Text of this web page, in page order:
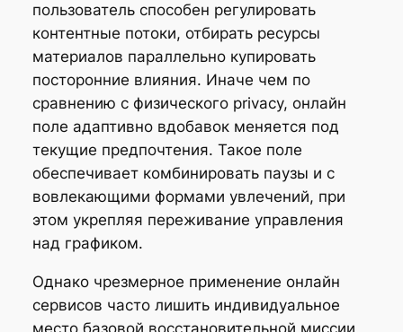
пользователь способен регулировать
контентные потоки, отбирать ресурсы
материалов параллельно купировать
посторонние влияния. Иначе чем по
сравнению с физического privacy, онлайн
поле адаптивно вдобавок меняется под
текущие предпочтения. Такое поле
обеспечивает комбинировать паузы и с
вовлекающими формами увлечений, при
этом укрепляя переживание управления
над графиком.
Однако чрезмерное применение онлайн
сервисов часто лишить индивидуальное